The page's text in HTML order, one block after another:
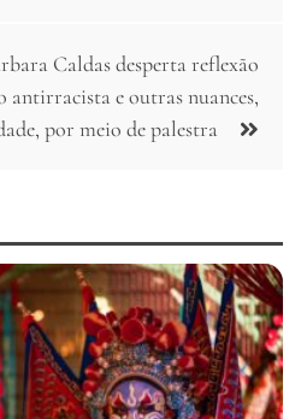
Caldas desperta reflexão
antirracista e outras nuances,
por meio de palestra